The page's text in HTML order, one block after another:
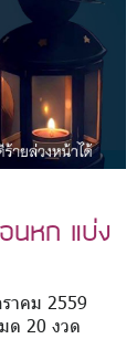
นหก แบ่ง
าคม 2559
ด 20 งวด